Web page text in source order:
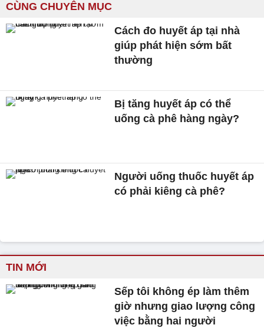
CÙNG CHUYÊN MỤC
Cách đo huyết áp tại nhà
giúp phát hiện sớm bất
thường
Bị tăng huyết áp có thể
uống cà phê hàng ngày?
Người uống thuốc huyết áp
có phải kiêng cà phê?
TIN MỚI
Sếp tôi không ép làm thêm
giờ nhưng giao lượng công
việc bằng hai người